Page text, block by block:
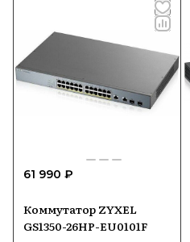
61 990 ₽
Коммутатор ZYXEL
GS1350-26HP-EU0101F